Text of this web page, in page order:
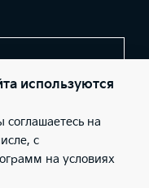
автомобильная
Оскол, проспект
+7 (4725) 39-11-11; ИНН:
«Киа Россия и СНГ»
Телефон: 8 800 301
ведут
используются
соглашаетесь на
с
на условиях